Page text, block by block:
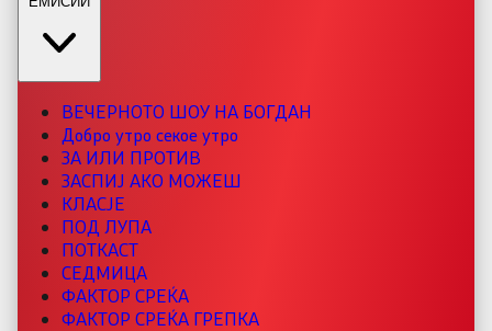
ВЕЧЕРНОТО ШОУ НА БОГДАН
Добро утро секое утро
ЗА ИЛИ ПРОТИВ
ЗАСПИЈ АКО МОЖЕШ
КЛАСЈЕ
ПОД ЛУПА
ПОТКАСТ
СЕДМИЦА
ФАКТОР СРЕЌА
ФАКТОР СРЕЌА ГРЕПКА